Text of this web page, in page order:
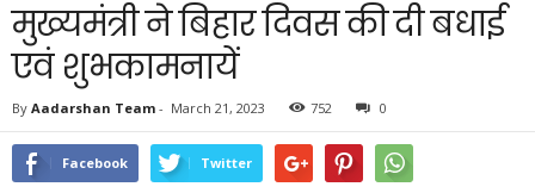
मुख्यमंत्री ने बिहार दिवस की दी बधाई
एवं शुभकामनायें
By Aadarshan Team - March 21, 2023 752 0
Facebook Twitter